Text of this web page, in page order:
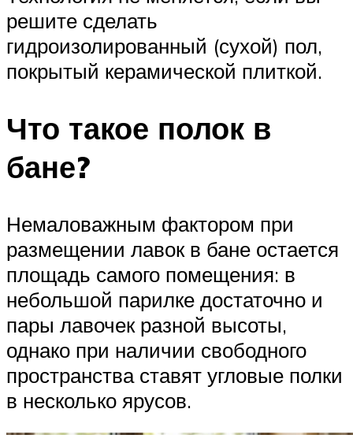
решите сделать
гидроизолированный (сухой) пол,
покрытый керамической плиткой.
Что такое полок в
бане?
Немаловажным фактором при
размещении лавок в бане остается
площадь самого помещения: в
небольшой парилке достаточно и
пары лавочек разной высоты,
однако при наличии свободного
пространства ставят угловые полки
в несколько ярусов.